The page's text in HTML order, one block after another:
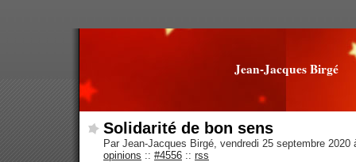
Jean-Jacques Birgé
Solidarité de bon sens
Par Jean-Jacques Birgé, vendredi 25 septembre 2020
opinions :: #4556 :: rss